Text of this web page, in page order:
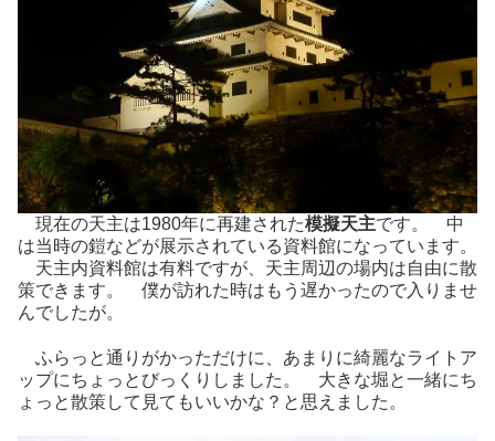
現在の天主は1980年に再建された模擬天主です。 中
は当時の鎧などが展示されている資料館になっています。
天主内資料館は有料ですが、天主周辺の場内は自由に散
策できます。 僕が訪れた時はもう遅かったので入りませ
んでしたが。
ふらっと通りがかっただけに、あまりに綺麗なライトア
ップにちょっとびっくりしました。 大きな堀と一緒にち
ょっと散策して見てもいいかな？と思えました。